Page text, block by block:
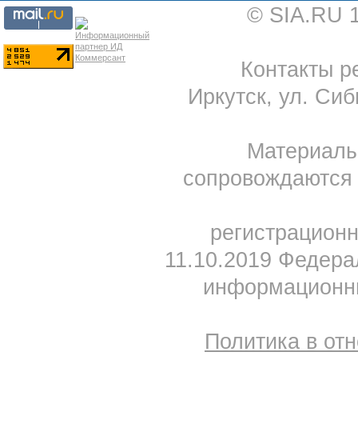
© SIA.RU
Контакты
Иркутск, ул.
11.10.2019
Политика в